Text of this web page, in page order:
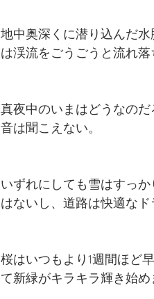
地中奥深くに潜り込んだ
は渓流をごうごうと流れ落
真夜中のいまはどうなの
音は聞こえない。
いずれにしても雪はすっ
はないし、道路は快適なド
桜はいつもより1週間ほど
て新緑がキラキラ輝き始め